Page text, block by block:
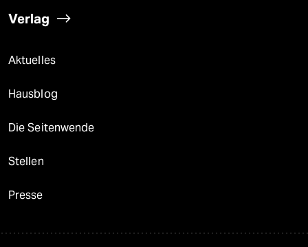
Verlag
Aktuelles
Hausblog
Die Seitenwende
Stellen
Presse